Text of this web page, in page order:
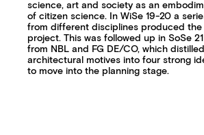
science, art and society as an
of citizen science. In WiSe 19-20 a
from different disciplines produced
project. This was followed up in SoSe
from NBL and FG DE/CO, which
architectural motives into four strong
to move into the planning stage.